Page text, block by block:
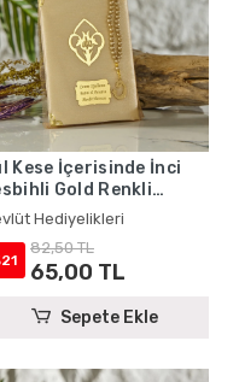
Kese İçerisinde İnci
Gold Renkli
Yasin Kitabı Seti -
Hediyelikleri
Hediyelikleri
82,50 TL
65,00 TL
Sepete Ekle